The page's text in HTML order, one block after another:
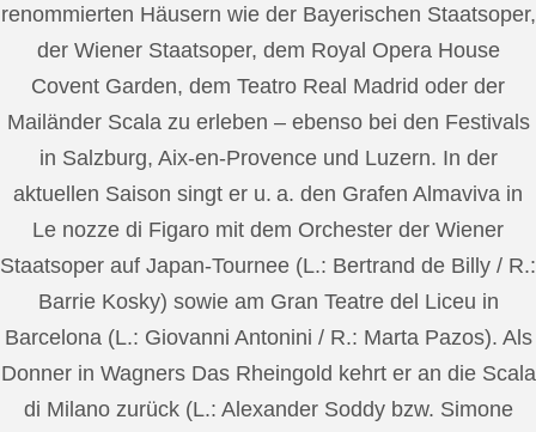
renommierten Häusern wie der Bayerischen Staatsoper,
der Wiener Staatsoper, dem Royal Opera House
Covent Garden, dem Teatro Real Madrid oder der
Mailänder Scala zu erleben – ebenso bei den Festivals
in Salzburg, Aix-en-Provence und Luzern. In der
aktuellen Saison singt er u. a. den Grafen Almaviva in
Le nozze di Figaro mit dem Orchester der Wiener
Staatsoper auf Japan-Tournee (L.: Bertrand de Billy / R.:
Barrie Kosky) sowie am Gran Teatre del Liceu in
Barcelona (L.: Giovanni Antonini / R.: Marta Pazos). Als
Donner in Wagners Das Rheingold kehrt er an die Scala
di Milano zurück (L.: Alexander Soddy bzw. Simone